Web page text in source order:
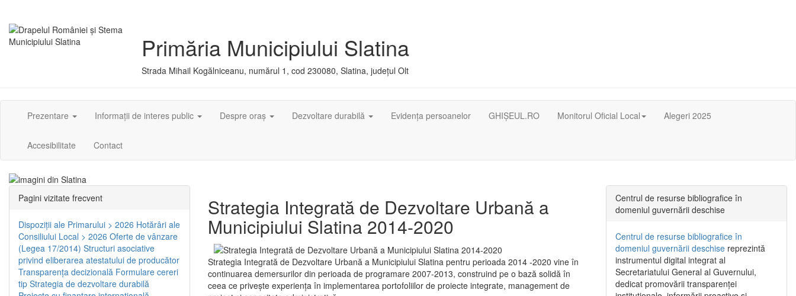
Primăria Municipiului Slatina
Strada Mihail Kogălniceanu, numărul 1, cod 230080, Slatina, județul Olt
Prezentare Informații de interes public Despre oraș Dezvoltare durabilă Evidența persoanelor GHIȘEUL.RO Monitorul Oficial Local Alegeri 2025
Accesibilitate Contact
Strategia Integrată de Dezvoltare Urbană a
Municipiului Slatina 2014-2020
Strategia Integrată de Dezvoltare Urbană a Municipiului Slatina pentru perioada 2014 -2020 vine în
continuarea demersurilor din perioada de programare 2007-2013, construind pe o bază solidă în
ceea ce priveşte experienţa în implementarea portofoliilor de proiecte integrate, management de
Pagini vizitate frecvent
Dispoziţii ale Primarului > 2026 Hotărâri ale
Consiliului Local > 2026 Oferte de vânzare
(Legea 17/2014) Structuri asociative
privind eliberarea atestatului de producător
Transparenţa decizională Formulare cereri
tip Strategia de dezvoltare durabilă
Centrul de resurse bibliografice în
domeniul guvernării deschise
Centrul de resurse bibliografice în
domeniul guvernării deschise reprezintă
instrumentul digital integrat al
Secretariatului General al Guvernului,
dedicat promovării transparenței